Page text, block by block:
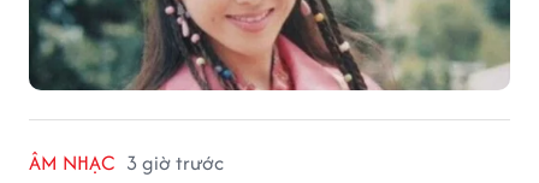
ÂM NHẠC 3 giờ trước